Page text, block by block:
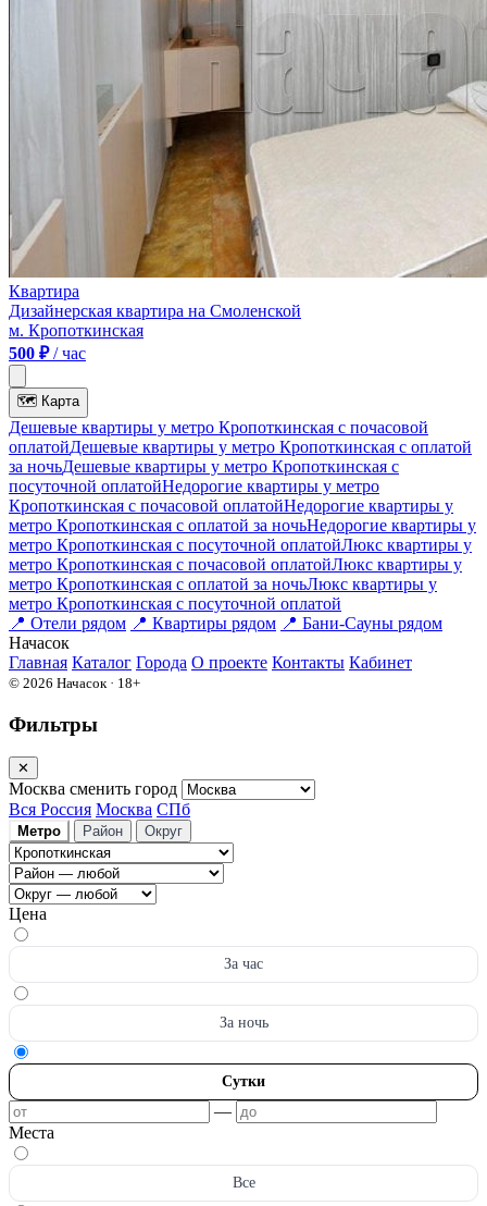
Квартира
Дизайнерская квартира на Смоленской
м. Кропоткинская
500 ₽/ час
🗺 Карта
Дешевые квартиры у метро Кропоткинская c почасовой
оплатойДешевые квартиры у метро Кропоткинская с оплатой
за ночьДешевые квартиры у метро Кропоткинская c
посуточной оплатойНедорогие квартиры у метро
Кропоткинская c почасовой оплатойНедорогие квартиры у
метро Кропоткинская с оплатой за ночьНедорогие квартиры у
метро Кропоткинская c посуточной оплатойЛюкс квартиры у
метро Кропоткинская c почасовой оплатойЛюкс квартиры у
метро Кропоткинская с оплатой за ночьЛюкс квартиры у
метро Кропоткинская c посуточной оплатой
📍 Отели рядом 📍 Квартиры рядом 📍 Бани-Сауны рядом
Начасок
Главная Каталог Города О проекте Контакты Кабинет
© 2026 Начасок · 18+
Фильтры
✕
Москва сменить город
Вся Россия Москва СПб
Метро Район Округ
Цена
За час
За ночь
Сутки
—
Места
Все